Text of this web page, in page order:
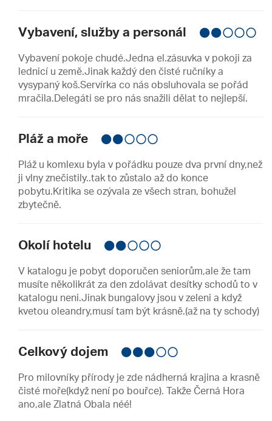
Vybavení, služby a personál
Vybavení pokoje chudé.Jedna el.zásuvka v pokoji za
lednicí u země.Jinak každý den čisté ručníky a
vysypaný koš.Servírka co nás obsluhovala se pořád
mračila.Delegáti se pro nás snažili dělat to nejlepší.
Pláž a moře
Pláž u komlexu byla v pořádku pouze dva první dny,než
ji vlny znečistily..tak to zůstalo až do konce
pobytu.Kritika se ozývala ze všech stran, bohužel
zbytečně.
Okolí hotelu
V katalogu je pobyt doporučen seniorům,ale že tam
musíte několikrát za den zdolávat desítky schodů to v
katalogu neni.Jinak bungalovy jsou v zeleni a když
kvetou oleandry,musí tam být krásně.(až na ty schody)
Celkový dojem
Pro milovníky přírody je zde nádherná krajina a krasně
čisté moře(když není po bouřce). Takže Černá Hora
ano,ale Zlatná Obala néé!